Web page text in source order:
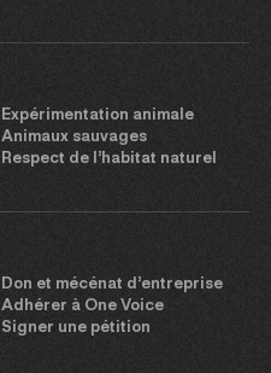
Expérimentation animale
Animaux sauvages
Respect de l’habitat naturel
Don et mécénat d’entreprise
Adhérer à One Voice
Signer une pétition